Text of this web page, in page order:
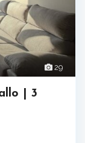
29
| 3